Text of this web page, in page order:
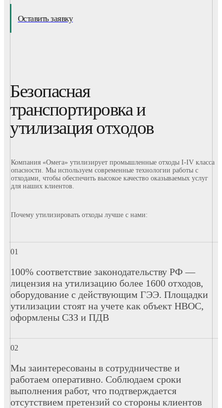
Оставить заявку
Безопасная
транспортировка и
утилизация отходов
Компания «Омега» утилизирует промышленные отходы I-IV класса
опасности. Мы используем современные технологии работы с
отходами, чтобы обеспечить высокое качество оказываемых услуг
для наших клиентов.
Почему утилизировать отходы лучше с нами:
100% соответствие законодательству РФ —
лицензия на утилизацию более 1600 отходов,
оборудование с действующим ГЭЭ. Площадки
утилизации стоят на учете как объект НВОС,
оформлены СЗЗ и ПДВ
Мы заинтересованы в сотрудничестве и
работаем оперативно. Соблюдаем сроки
выполнения работ, что подтверждается
отсутствием претензий со стороны клиентов